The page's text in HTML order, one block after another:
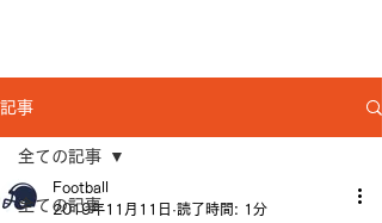
記事
全ての記事
全ての記事
Football
2019年11月11日 読了時間: 1分